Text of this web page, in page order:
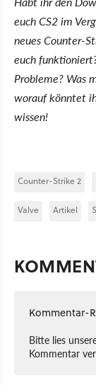
euch CS2 im
neues Counter-
euch
Probleme? Was
worauf könntet
wissen!
Counter-Strike 2
Valve Artikel
Kommentar-
Bitte lies
Kommentar